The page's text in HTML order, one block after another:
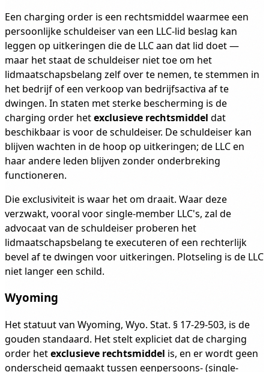
Een charging order is een rechtsmiddel waarmee een
persoonlijke schuldeiser van een LLC-lid beslag kan
leggen op uitkeringen die de LLC aan dat lid doet —
maar het staat de schuldeiser niet toe om het
lidmaatschapsbelang zelf over te nemen, te stemmen in
het bedrijf of een verkoop van bedrijfsactiva af te
dwingen. In staten met sterke bescherming is de
charging order hetexclusieve rechtsmiddel dat
beschikbaar is voor de schuldeiser. De schuldeiser kan
blijven wachten in de hoop op uitkeringen; de LLC en
haar andere leden blijven zonder onderbreking
functioneren.
Die exclusiviteit is waar het om draait. Waar deze
verzwakt, vooral voor single-member LLC's, zal de
advocaat van de schuldeiser proberen het
lidmaatschapsbelang te executeren of een rechterlijk
bevel af te dwingen voor uitkeringen. Plotseling is de LLC
niet langer een schild.
Wyoming
Het statuut van Wyoming, Wyo. Stat. § 17-29-503, is de
gouden standaard. Het stelt expliciet dat de charging
order hetexclusieve rechtsmiddel is, en er wordt geen
onderscheid gemaakt tussen eenpersoons- (single-